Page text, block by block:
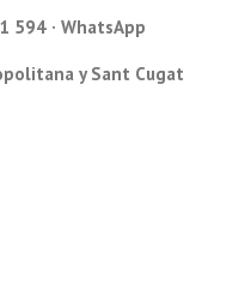
594 · WhatsApp
y Sant Cugat